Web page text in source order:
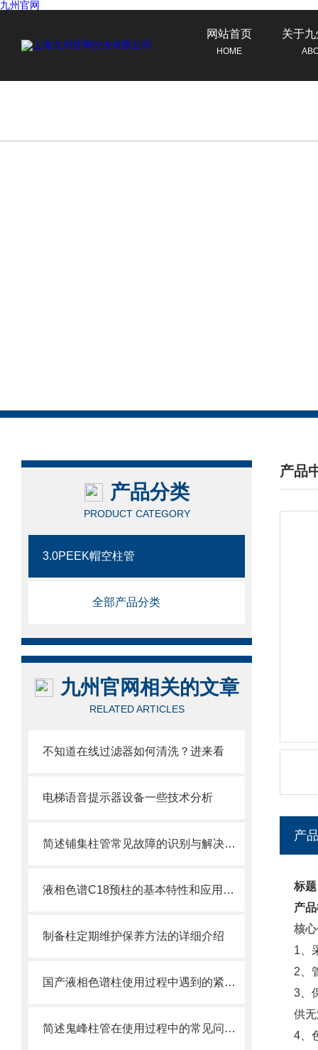
九州官网
网站首页
HOME
关于
产品分类
PRODUCT CATEGORY
3.0PEEK帽空柱管
全部产品分类
九州官网相关的文章
RELATED ARTICLES
不知道在线过滤器如何清洗？进来看
电梯语音提示器设备一些技术分析
简述铺集柱管常见故障的识别与解决方法
液相色谱C18预柱的基本特性和应用分享
制备柱定期维护保养方法的详细介绍
国产液相色谱柱使用过程中遇到的紧急问题
简述鬼峰柱管在使用过程中的常见问题相应解决方法
产品
/
产
标
产
核
1、
2、
3、
供
4、